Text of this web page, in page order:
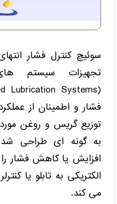
تجهیزات سیستم
فشار و اطمینان از
توزیع گریس و روغن
به گونه ای طراحی
افزایش یا کاهش فشار
الکتریکی به تابلو یا
می کند.